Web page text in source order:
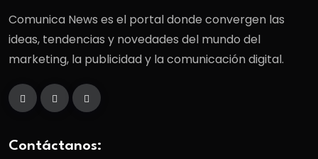
Comunica News es el portal donde convergen las
ideas, tendencias y novedades del mundo del
marketing, la publicidad y la comunicación digital.
Contáctanos: